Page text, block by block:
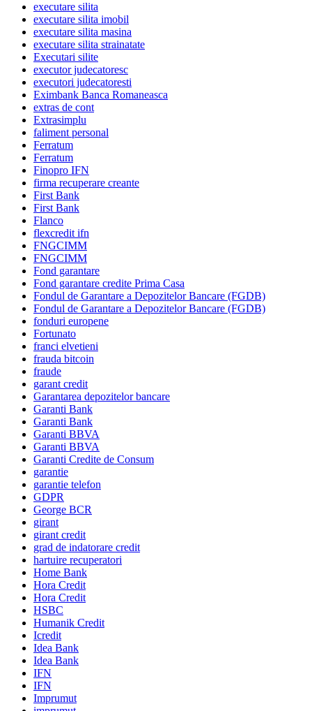
executare silita
executare silita imobil
executare silita masina
executare silita strainatate
Executari silite
executor judecatoresc
executori judecatoresti
Eximbank Banca Romaneasca
extras de cont
Extrasimplu
faliment personal
Ferratum
Ferratum
Finopro IFN
firma recuperare creante
First Bank
First Bank
Flanco
flexcredit ifn
FNGCIMM
FNGCIMM
Fond garantare
Fond garantare credite Prima Casa
Fondul de Garantare a Depozitelor Bancare (FGDB)
Fondul de Garantare a Depozitelor Bancare (FGDB)
fonduri europene
Fortunato
franci elvetieni
frauda bitcoin
fraude
garant credit
Garantarea depozitelor bancare
Garanti Bank
Garanti Bank
Garanti BBVA
Garanti BBVA
Garanti Credite de Consum
garantie
garantie telefon
GDPR
George BCR
girant
girant credit
grad de indatorare credit
hartuire recuperatori
Home Bank
Hora Credit
Hora Credit
HSBC
Humanik Credit
Icredit
Idea Bank
Idea Bank
IFN
IFN
Imprumut